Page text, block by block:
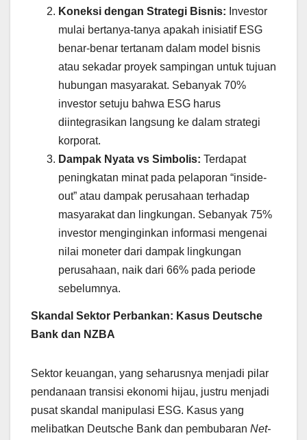
Koneksi dengan Strategi Bisnis: Investor
mulai bertanya-tanya apakah inisiatif ESG
benar-benar tertanam dalam model bisnis
atau sekadar proyek sampingan untuk tujuan
hubungan masyarakat. Sebanyak 70%
investor setuju bahwa ESG harus
diintegrasikan langsung ke dalam strategi
korporat.
Dampak Nyata vs Simbolis: Terdapat
peningkatan minat pada pelaporan “inside-
out” atau dampak perusahaan terhadap
masyarakat dan lingkungan. Sebanyak 75%
investor menginginkan informasi mengenai
nilai moneter dari dampak lingkungan
perusahaan, naik dari 66% pada periode
sebelumnya.
Skandal Sektor Perbankan: Kasus Deutsche
Bank dan NZBA
Sektor keuangan, yang seharusnya menjadi pilar
pendanaan transisi ekonomi hijau, justru menjadi
pusat skandal manipulasi ESG. Kasus yang
melibatkan Deutsche Bank dan pembubaran Net-